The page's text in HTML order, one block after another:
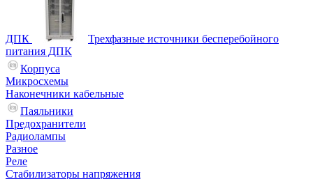
ДПК
Трехфазные источники бесперебойного
питания ДПК
Корпуса
Микросхемы
Наконечники кабельные
Паяльники
Предохранители
Радиолампы
Разное
Реле
Стабилизаторы напряжения